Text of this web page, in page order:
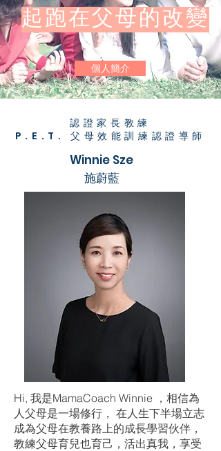
認證家長教練
P.E.T. 父母效能訓練認證導師
Winnie Sze
施蔚藍
Hi, 我是MamaCoach Winnie ，相信為
人父母是一場修行， 在人生下半場立志
成為父母在教養路上的成長學習伙伴，
教練父母育兒也育己，活出真我，享受
​起跑在父母的改變
個人簡介